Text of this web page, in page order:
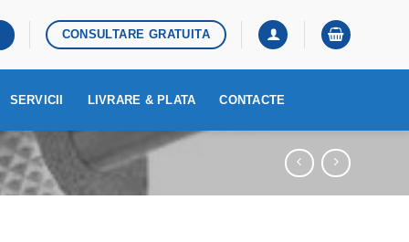
CONSULTARE GRATUITA
SERVICII LIVRARE & PLATA CONTACTE